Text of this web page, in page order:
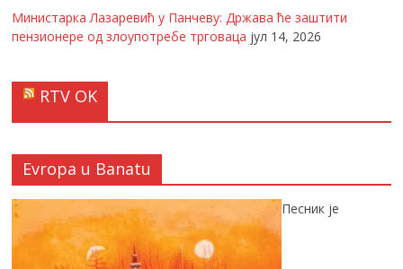
Министарка Лазаревић у Панчеву: Држава ће заштити
пензионере од злоупотребе трговаца јул 14, 2026
RTV OK
Evropa u Banatu
Песник је